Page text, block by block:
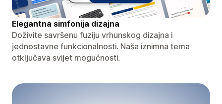
Elegantna simfonija dizajna
Doživite savršenu fuziju vrhunskog dizajna i
jednostavne funkcionalnosti. Naša iznimna tema
otključava svijet mogućnosti.